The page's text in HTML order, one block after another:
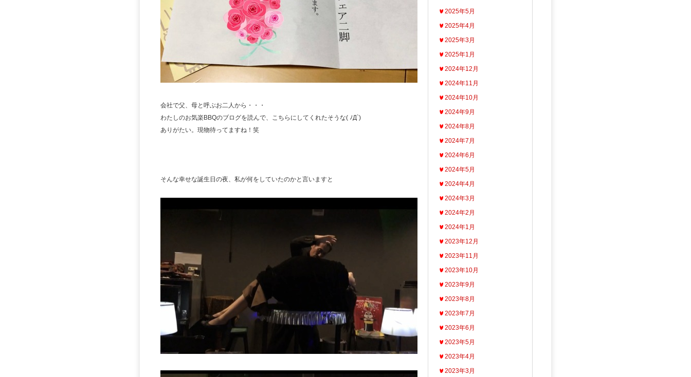
会社で父、母と呼ぶお二人から・・・
わたしのお気楽BBQのブログを読んで、こちらにしてくれたそうな( ﾉД`)
ありがたい。現物待ってますね！笑
そんな幸せな誕生日の夜、私が何をしていたのかと言いますと
2025年5月
2025年4月
2025年3月
2025年1月
2024年12月
2024年11月
2024年10月
2024年9月
2024年8月
2024年7月
2024年6月
2024年5月
2024年4月
2024年3月
2024年2月
2024年1月
2023年12月
2023年11月
2023年10月
2023年9月
2023年8月
2023年7月
2023年6月
2023年5月
2023年4月
2023年3月